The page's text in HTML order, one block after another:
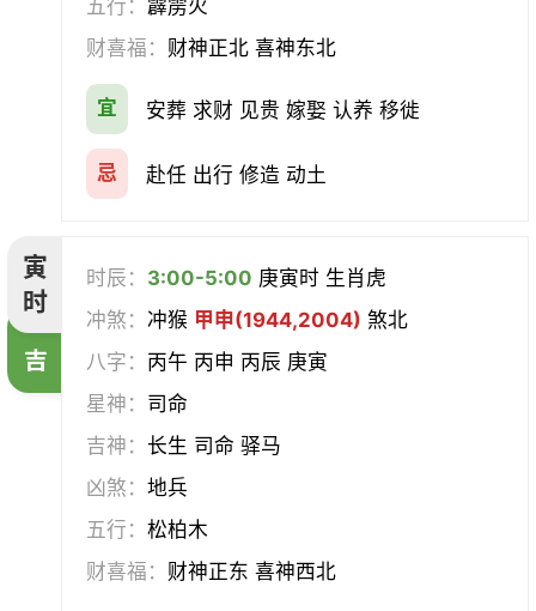
求医 治病 安机械
会亲友 伐木 架马
入学 结网 安碓硙
断蚁 归岫 修坟
破土 安葬 立碑
除服
修墓
五行：霹雳火
财喜福： 财神正北 喜神东北
宜 安葬 求财 见贵 嫁娶 认养 移徙
忌 赴任 出行 修造 动土
寅
时
吉
时辰： 3:00-5:00 庚寅时 生肖虎
冲煞：冲猴 甲申(1944,2004) 煞北
八字： 丙午 丙申 丙辰 庚寅
星神： 司命
吉神： 长生 司命 驿马
凶煞：地兵
五行：松柏木
财喜福： 财神正东 喜神西北